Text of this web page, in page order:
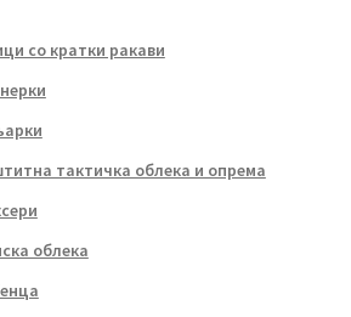
со кратки ракави
тактичка облека и опрема
облека